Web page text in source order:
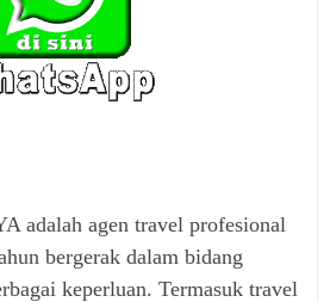
adalah agen travel profesional
bergerak dalam bidang
keperluan. Termasuk travel